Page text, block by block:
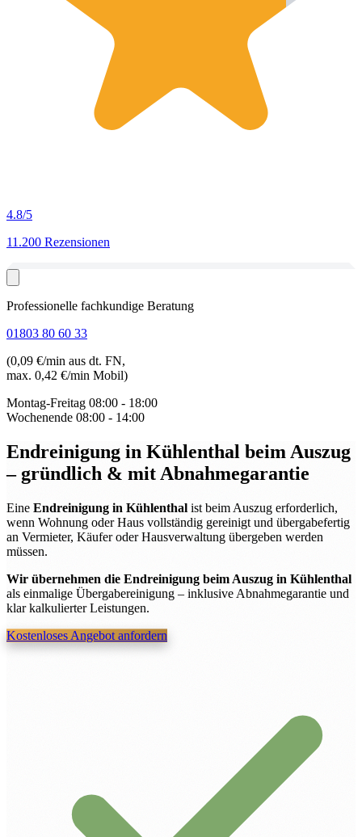
4.8/5
11.200 Rezensionen
Professionelle fachkundige Beratung
01803 80 60 33
(0,09 €/min aus dt. FN,
max. 0,42 €/min Mobil)
Montag-Freitag 08:00 - 18:00
Wochenende 08:00 - 14:00
Endreinigung in Kühlenthal beim Auszug
– gründlich & mit Abnahmegarantie
Eine Endreinigung in Kühlenthal ist beim Auszug erforderlich,
wenn Wohnung oder Haus vollständig gereinigt und übergabefertig
an Vermieter, Käufer oder Hausverwaltung übergeben werden
müssen.
Wir übernehmen die Endreinigung beim Auszug in Kühlenthal
als einmalige Übergabereinigung – inklusive Abnahmegarantie und
klar kalkulierter Leistungen.
Kostenloses Angebot anfordern